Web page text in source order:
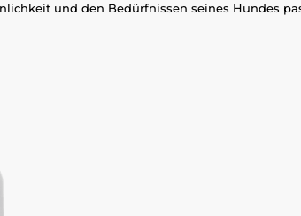
und den Bedürfnissen seines Hundes